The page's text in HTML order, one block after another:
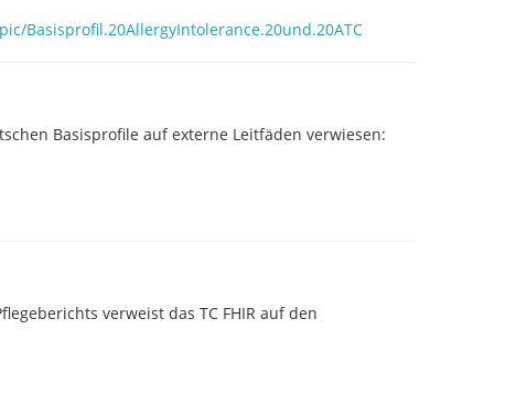
Basisprofil.20AllergyIntolerance.20und.20ATC
Basisprofile auf externe Leitfäden verwiesen:
verweist das TC FHIR auf den